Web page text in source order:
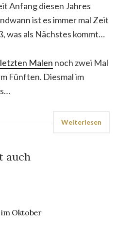
Anfang diesen Jahres
ist es immer mal Zeit
was als Nächstes kommt…
letzten Malen noch zwei Mal
Fünften. Diesmal im
Weiterlesen
auch
Oktober